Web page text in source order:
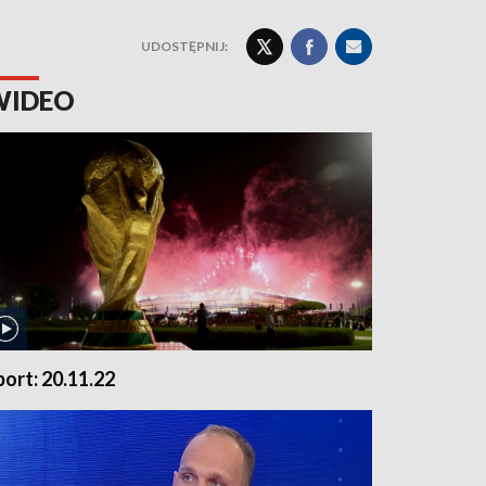
UDOSTĘPNIJ:
20.11.22